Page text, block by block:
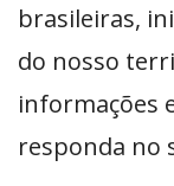
brasileiras,
do nosso
informações
responda no